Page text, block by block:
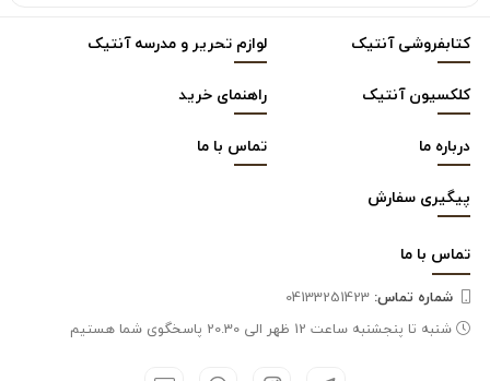
کتابفروشی آنتیک
لوازم تحریر و مدرسه آنتیک
کلکسیون آنتیک
راهنمای خرید
درباره ما
تماس با ما
پیگیری سفارش
تماس با ما
شماره تماس‌:
شنبه تا پنجشنبه ساعت 12 ظهر الی 20.30 پاسخگوی شما هستیم